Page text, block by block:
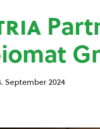
September 2024